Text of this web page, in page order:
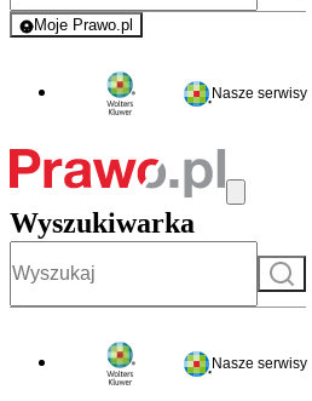
Moje Prawo.pl
- rejestracja i logowanie do serwisu
Nasze serwisy
Wyszukiwarka
Szukaj
Nasze serwisy